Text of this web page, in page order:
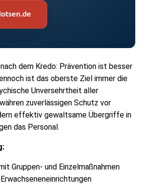
dem Kredo: Prävention ist besser
ist das oberste Ziel immer die
Unversehrtheit aller
zuverlässigen Schutz vor
effektiv gewaltsame Übergriffe in
das Personal.
Gruppen- und Einzelmaßnahmen